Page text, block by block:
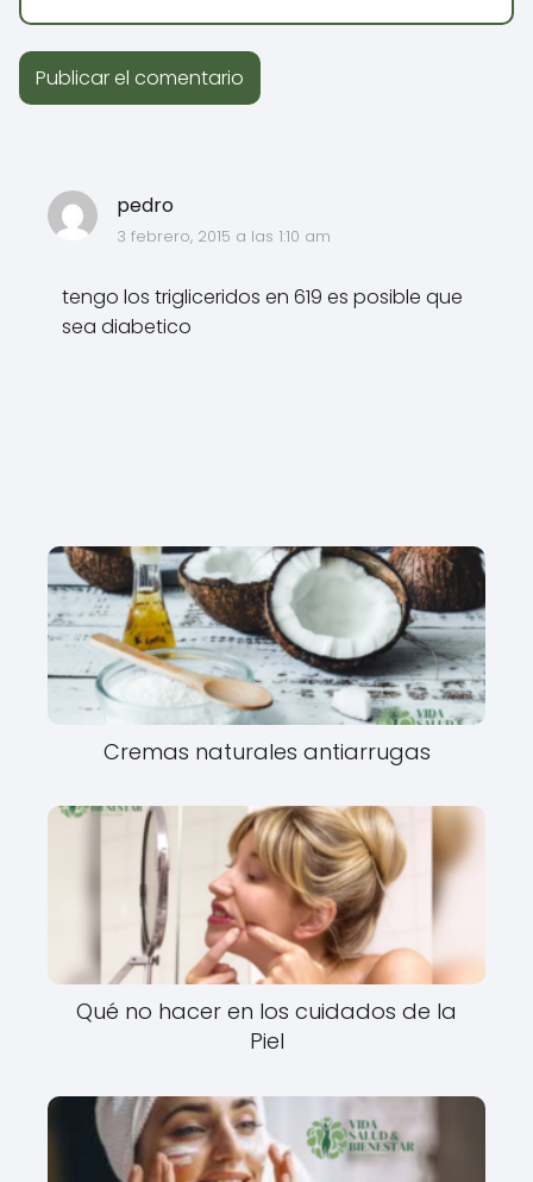
pedro
3 febrero, 2015 a las 1:10 am
tengo los trigliceridos en 619 es posible que
sea diabetico
Cremas naturales antiarrugas
Qué no hacer en los cuidados de la
Piel